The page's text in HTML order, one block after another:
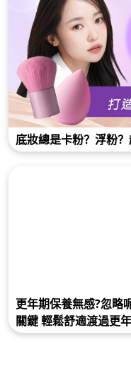
底妝總是卡粉？浮粉
更年期保養無感?忽略
關鍵 輕鬆舒適渡過更